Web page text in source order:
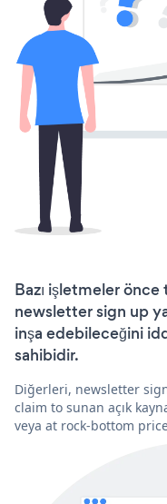
Bazı işletmeler
newsletter sign up
inşa edebileceğini
sahibidir.
Diğerleri, newsletter
claim to sunan açık
veya at rock-bottom